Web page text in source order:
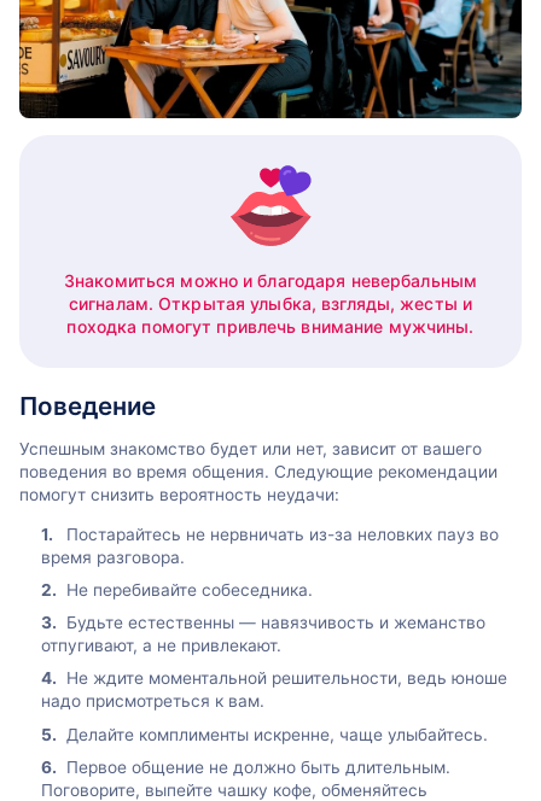
Знакомиться можно и благодаря невербальным
сигналам. Открытая улыбка, взгляды, жесты и
походка помогут привлечь внимание мужчины.
Поведение
Успешным знакомство будет или нет, зависит от вашего
поведения во время общения. Следующие рекомендации
помогут снизить вероятность неудачи:
Постарайтесь не нервничать из-за неловких пауз во
время разговора.
Не перебивайте собеседника.
Будьте естественны — навязчивость и жеманство
отпугивают, а не привлекают.
Не ждите моментальной решительности, ведь юноше
надо присмотреться к вам.
Делайте комплименты искренне, чаще улыбайтесь.
Первое общение не должно быть длительным.
Поговорите, выпейте чашку кофе, обменяйтесь